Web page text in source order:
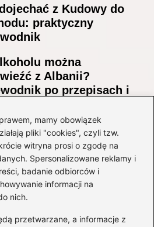
mamy obowiązek
pliki "cookies", czyli tzw.
witryna prosi o zgodę na
Spersonalizowane reklamy i
badanie odbiorców i
informacji na
nich.
przetwarzane, a informacje z
z Kudowy do
praktyczny
można
z Albanii?
po przepisach i
można legalnie
przez granicę do